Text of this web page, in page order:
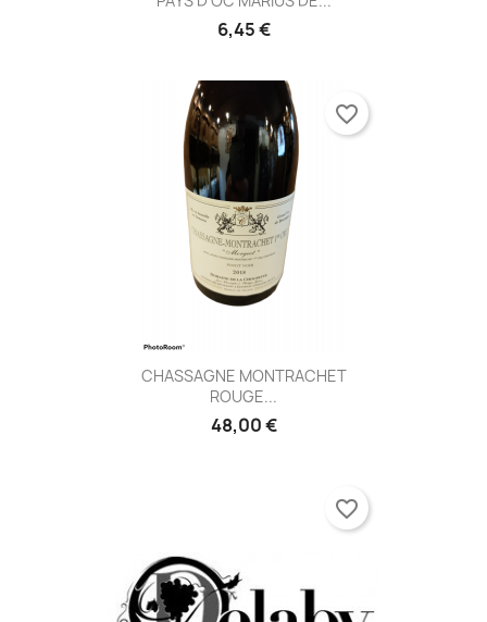
6,45 €
CHASSAGNE MONTRACHET
ROUGE...
48,00 €
favorite_border
favorite_border